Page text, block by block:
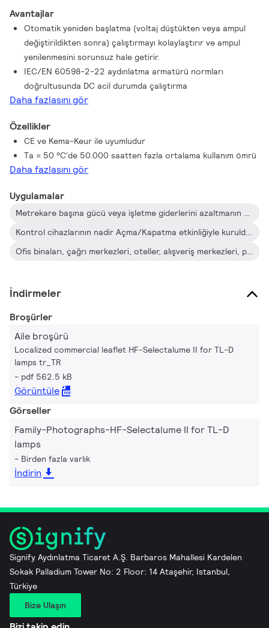
perakende mağaza, sanayi, otel, restoran uygulamalarında ve
kontrol cihazlarının nadir Açma/Kapatma etkinliğiyle birlikte
kurulduğu diğer uygulamalarda geniş ölçüde kullanılan iç mekan
aydınlatma armatürleriyle birlikte kullanım içindir
Avantajlar
Otomatik yeniden başlatma (voltaj düştükten veya ampul
değiştirildikten sonra) çalıştırmayı kolaylaştırır ve ampul
yenilenmesini sorunsuz hale getirir.
IEC/EN 60598-2-22 aydınlatma armatürü normları
doğrultusunda DC acil durumda çalıştırma
Daha fazlasını gör
Özellikler
CE ve Kema-Keur ile uyumludur
Ta = 50 °C'de 50.000 saatten fazla ortalama kullanım ömrü
Daha fazlasını gör
Uygulamalar
Metrekare başına gücü veya işletme giderlerini azaltmanın gerektiği uygulamalar için idealdir
Kontrol cihazlarının nadir Açma/Kapatma etkinliğiyle kurulduğu (örn. hareket veya ışık sensörlerinin şebeke elektriğini açıp kapattığı) uygulamalar
Ofis binaları, çağrı merkezleri, oteller, alışveriş merkezleri, perakende satış mağazaları, süpermarketler, bakkallar ve sanayi tesisleri (örn. koridorlar ve alçak silindirik gövdeli kanal sistemleri) ve şehir park yerleri gibi uzun çalışma saatlerine sahip profesyonel iç mekan uygulamaları
İndirmeler
Broşürler
Aile broşürü
Localized commercial leaflet HF-Selectalume II for TL-D
lamps tr_TR
pdf 562.5 kB
Görüntüle
Görseller
Family-Photographs-HF-Selectalume II for TL-D
lamps
Birden fazla varlık
İndirin
Signify Aydınlatma Ticaret A.Ş. Barbaros Mahallesi Kardelen
Sokak Palladium Tower No: 2 Floor: 14 Ataşehir, Istanbul,
Türkiye
Bize Ulaşın